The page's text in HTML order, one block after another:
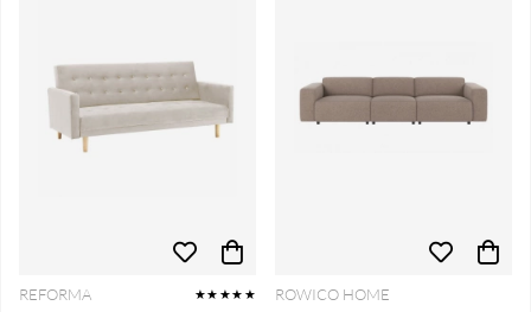
REFORMA ★★★★★ ROWICO HOME